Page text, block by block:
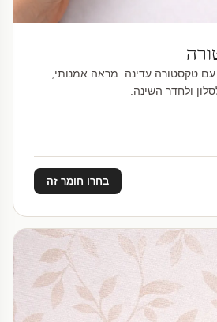
עם טקסטורה עדינה. מראה אמנותי,
ולחדר השינה.
בחרו חומר זה